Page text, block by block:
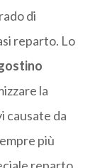
di
reparto. Lo
la
causate da
più